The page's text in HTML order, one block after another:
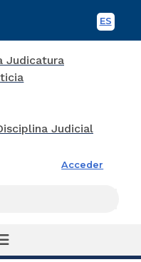
ES
Acceder